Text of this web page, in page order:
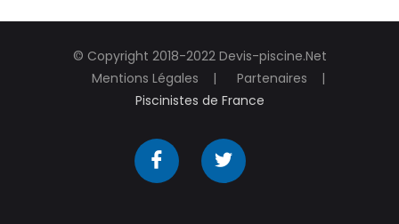
© Copyright 2018-2022 Devis-piscine.Net
Mentions Légales
Partenaires
Piscinistes de France